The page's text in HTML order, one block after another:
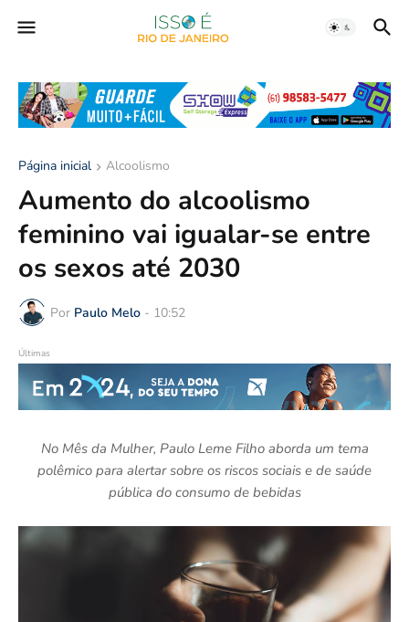
Página inicial Alcoolismo
Aumento do alcoolismo
feminino vai igualar-se entre
os sexos até 2030
Por Paulo Melo - 10:52
Últimas
No Mês da Mulher, Paulo Leme Filho aborda um tema
polêmico para alertar sobre os riscos sociais e de saúde
pública do consumo de bebidas